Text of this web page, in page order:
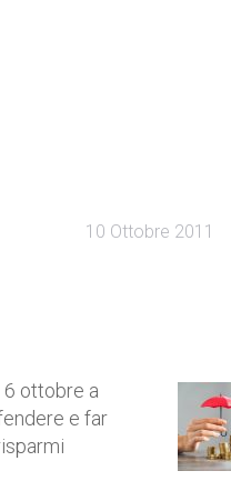
10 Ottobre 2011
6 ottobre a
e far